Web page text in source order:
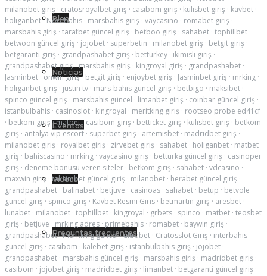
Blog
Noticias
Eventos
Videos
Preguntas frecuentes
milanobet giriş · cratosroyalbet giriş · casibom giriş · kulisbet giriş · kavbet ·
holiganbet·Norabahis · marsbahis giriş · vaycasino · romabet giriş ·
marsbahis giriş · tarafbet güncel giriş · betboo giriş · sahabet · tophillbet ·
betwoon güncel giriş · jojobet · superbetin · milanobet giriş · betgit giriş ·
betgaranti giriş · grandpashabet giriş · betturkey · ikimisli giriş ·
grandpashabet giriş·marsbahis giriş · kingroyal giriş · grandpashabet ·
Jasminbet ·onwin giriş· betgit giriş · enjoybet giriş · Jasminbet giriş · mrking ·
holiganbet giriş · justin tv · mars-bahis güncel giriş · betbigo · maksibet ·
spinco güncel giriş · marsbahis güncel · limanbet giriş · coinbar güncel giriş ·
istanbulbahis · casinoslot · kingroyal · meritking giriş · rootseo probe ed41cf
· betkom giriş ·matbet· casibom giriş · betticket giriş · kulisbet giriş · betkom
giriş · antalya vip escort · süperbet giriş · artemisbet · madridbet giriş ·
milanobet giriş · royalbet giriş · zirvebet giriş · sahabet · holiganbet · matbet
giriş · bahiscasino · mrking · vaycasino giriş · betturka güncel giriş · casinoper
giriş · deneme bonusu veren siteler · betkom giriş · sahabet · vdcasino ·
maxwin giriş · taksimbet güncel giriş · milanobet · herabet güncel giriş ·
grandpashabet · balinabet · betjuve · casinoas · sahabet · betup · betvole
güncel giriş · spinco giriş · Kavbet Resmi Giris · betmartin giriş · aresbet ·
lunabet · milanobet · tophillbet · kingroyal · grbets · spinco · matbet · teosbet
giriş · betjuve · mrking adres · primebahis · romabet · baywin giriş ·
grandpashabet·meritking güncel·ultrabet · Cratosslot Giriş · interbahis
güncel giriş · casibom · kalebet giriş · istanbulbahis giriş · jojobet ·
grandpashabet · marsbahis güncel giriş · marsbahis giriş · madridbet giriş ·
casibom · jojobet giriş · madridbet giriş · limanbet · betgaranti güncel giriş ·